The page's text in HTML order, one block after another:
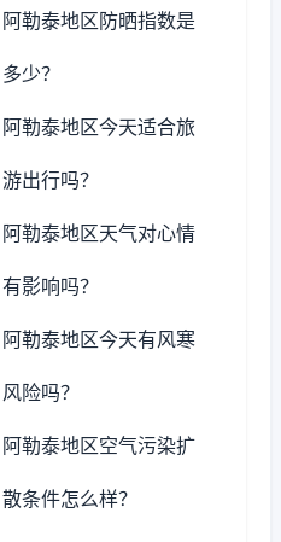
阿勒泰地区防晒指数是
多少？
阿勒泰地区今天适合旅
游出行吗？
阿勒泰地区天气对心情
有影响吗？
阿勒泰地区今天有风寒
风险吗？
阿勒泰地区空气污染扩
散条件怎么样？